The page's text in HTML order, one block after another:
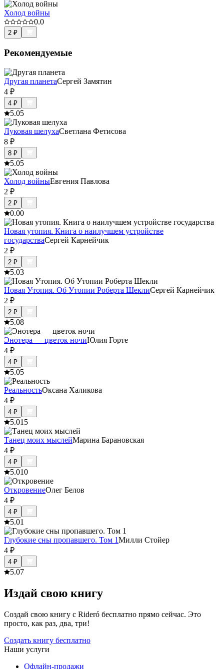
Холод войны
0.0
2 ₽
Рекомендуемые
Другая планетаСергей Замятин
4 ₽
4 ₽
5.05
Луковая шелухаСветлана Фетисова
8 ₽
8 ₽
5.05
Холод войныЕвгения Павлова
2 ₽
2 ₽
0.00
Новая утопия. Книга о наилучшем устройстве
государстваСергей Карнейчик
2 ₽
2 ₽
5.03
Новая Утопия. Об Утопии Роберта ШеклиСергей Карнейчик
2 ₽
2 ₽
5.08
Энотера — цветок ночиЮлия Горте
4 ₽
4 ₽
5.05
РеальностьОксана Халикова
4 ₽
4 ₽
5.015
Танец моих мыслейМарина Барановская
4 ₽
4 ₽
5.010
ОткровениеОлег Белов
4 ₽
4 ₽
5.01
Глубокие сны пропавшего. Том 1Милли Стойер
4 ₽
4 ₽
5.07
Издай свою книгу
Создай свою книгу с Rideró бесплатно прямо сейчас. Это
просто, как раз, два, три!
Создать книгу бесплатно
Наши услуги
Офлайн-продажи